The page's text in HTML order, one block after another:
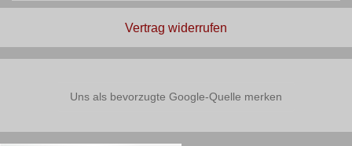
Vertrag widerrufen
Uns als bevorzugte Google-Quelle merken